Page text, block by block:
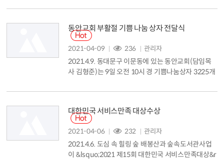
흉물로 방치된 빈집을 헐어 주민에게 필요한 맞춤형
텃밭(답십리동)에 이어 올 3월 휘경동과 청량리동에
2,3호 텃밭이 조성됐습니다. 서울시로부터 빈집 철거
비와 텃밭조성 공사비를 지원받아 약 한 달 간 휘경동
335-22번지(2호)...
동안교회 부활절 기쁨 나눔 상자 전달식
2021-04-09 236 관리자
2021.4.9. 동대문구 이문동에 있는 동안교회(담임목
사 김형준)는 9일 오전 10시 경 기쁨나눔상자 3225개
장 유덕열)에 기탁했습니다. 코로나19로 인해 전달식
다. 12일부터는 소외계층과 결연을 맺은 동대문구 직
원이 기쁨나눔상자를 결연 대상자에게 전달할 예정입
니다. 동안교회는 지역 내 소외계층을 위해 부활절 기
쁨 나눔 행사를 15년째 이어오...
대한민국 서비스만족 대상수상
2021-04-06 232 관리자
2021.4.6. 도심 속 힐링 숲 배봉산과 숲속도서관사업
이 &lsquo;2021 제15회 대한민국 서비스만족대상&r